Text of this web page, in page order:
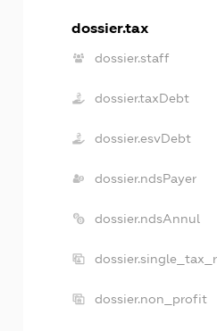
dossier.tax
dossier.staff
dossier.taxDebt
dossier.esvDebt
dossier.ndsPayer
dossier.ndsAnnul
dossier.non_profit